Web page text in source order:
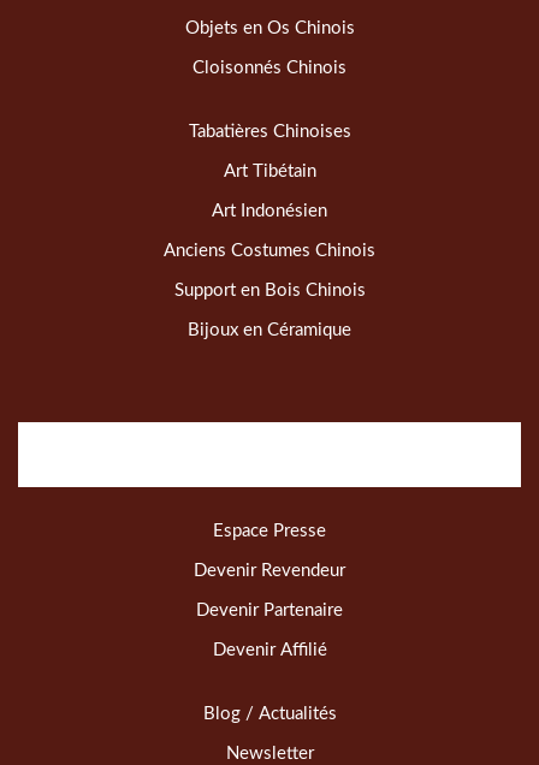
Objets en Os Chinois
Cloisonnés Chinois
Tabatières Chinoises
Art Tibétain
Art Indonésien
Anciens Costumes Chinois
Support en Bois Chinois
Bijoux en Céramique
Espace Presse
Devenir Revendeur
Devenir Partenaire
Devenir Affilié
Blog / Actualités
Newsletter